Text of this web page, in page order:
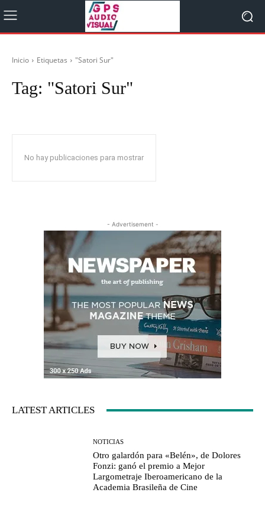
Inicio Etiquetas "Satori Sur"
Tag: "Satori Sur"
No hay publicaciones para mostrar
- Advertisement -
LATEST ARTICLES
NOTICIAS
Otro galardón para «Belén», de Dolores
Fonzi: ganó el premio a Mejor
Largometraje Iberoamericano de la
Academia Brasileña de Cine